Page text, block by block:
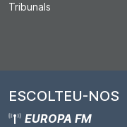
Tribunals
ESCOLTEU-NOS
EUROPA FM